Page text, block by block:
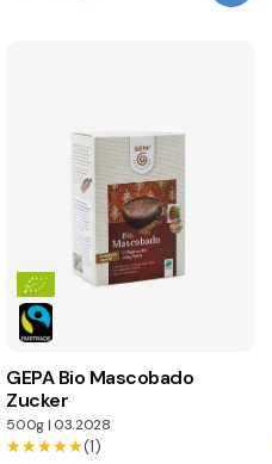
GEPA Bio Mascobado
Zucker
500g|03.2028
★★★★★
★★★★★(1)